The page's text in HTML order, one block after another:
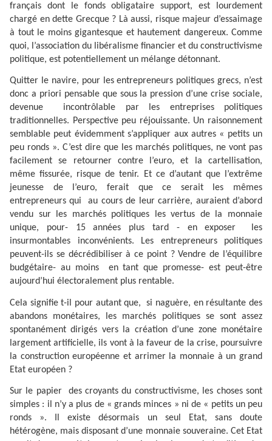
français dont le fonds obligataire support, est lourdement
chargé en dette Grecque ? Là aussi, risque majeur d’essaimage
à tout le moins gigantesque et hautement dangereux. Comme
quoi, l’association du libéralisme financier et du constructivisme
politique, est potentiellement un mélange détonnant.
Quitter le navire, pour les entrepreneurs politiques grecs, n’est
donc a priori pensable que sous la pression d’une crise sociale,
devenue
incontrôlable par les entreprises politiques
traditionnelles. Perspective peu réjouissante. Un raisonnement
semblable peut évidemment s’appliquer aux autres « petits un
peu ronds ». C’est dire que les marchés politiques, ne vont pas
facilement se retourner contre l’euro, et la cartellisation,
même fissurée, risque de tenir. Et ce d’autant que l’extrême
jeunesse de l’euro, ferait que ce serait les mêmes
entrepreneurs qui
au cours de leur carrière, auraient d’abord
vendu sur les marchés politiques les vertus de la monnaie
unique, pour- 15 années plus tard - en exposer
les
insurmontables inconvénients. Les entrepreneurs politiques
peuvent-ils se décrédibiliser à ce point ? Vendre de l’équilibre
budgétaire- au moins
en tant que promesse- est peut-être
aujourd’hui électoralement plus rentable.
Cela signifie t-il pour autant que,
si naguère, en résultante des
abandons monétaires, les marchés politiques se sont assez
spontanément dirigés vers la création d’une zone monétaire
largement artificielle, ils vont à la faveur de la crise, poursuivre
la construction européenne et arrimer la monnaie à un grand
Etat européen ?
Sur le papier
des croyants du constructivisme, les choses sont
simples : il n’y a plus de « grands minces » ni de « petits un peu
ronds ». Il existe désormais un seul Etat, sans doute
hétérogène, mais disposant d’une monnaie souveraine. Cet Etat